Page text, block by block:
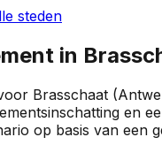
steden
in
Brasschaat (
en
op basis van een